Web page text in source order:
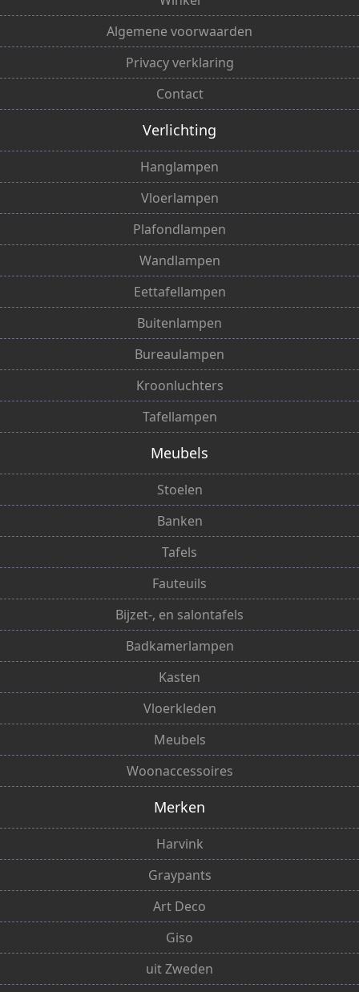
Algemene voorwaarden
Privacy verklaring
Contact
Verlichting
Hanglampen
Vloerlampen
Plafondlampen
Wandlampen
Eettafellampen
Buitenlampen
Bureaulampen
Kroonluchters
Tafellampen
Meubels
Stoelen
Banken
Tafels
Fauteuils
Bijzet-, en salontafels
Badkamerlampen
Kasten
Vloerkleden
Meubels
Woonaccessoires
Merken
Harvink
Graypants
Art Deco
Giso
uit Zweden